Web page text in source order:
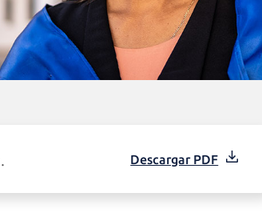
Descargar PDF